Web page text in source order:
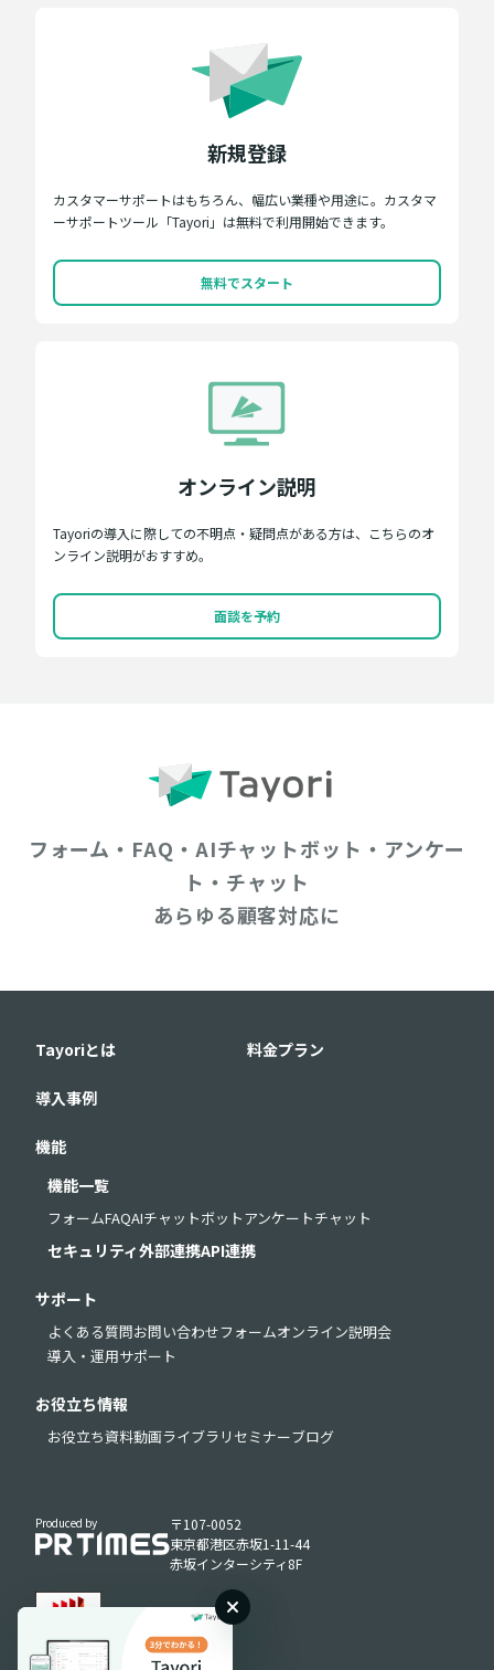
新規登録
カスタマーサポートはもちろん、幅広い業種や用途に。カスタマ
ーサポートツール「Tayori」は無料で利用開始できます。
無料でスタート
オンライン説明
Tayoriの導入に際しての不明点・疑問点がある方は、こちらのオ
ンライン説明がおすすめ。
面談を予約
フォーム・FAQ・AIチャットボット・アンケー
ト・チャット
あらゆる顧客対応に
Tayoriとは 料金プラン
導入事例
機能
機能一覧
フォームFAQAIチャットボットアンケートチャット
セキュリティ外部連携API連携
サポート
よくある質問お問い合わせフォームオンライン説明会
導入・運用サポート
お役立ち情報
お役立ち資料動画ライブラリ セミナーブログ
Produced by
〒107-0052
東京都港区赤坂1-11-44
赤坂インターシティ8F